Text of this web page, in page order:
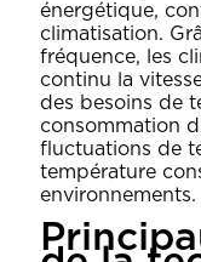
énergétique,
climatisation.
fréquence, les
continu la
des besoins de
consommation
fluctuations de
température
environnements.